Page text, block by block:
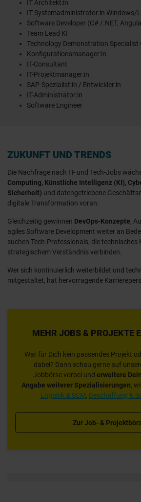
IT Architekt:in
IT Systemadministrator:in Windows/
Software Developer (C# /.NET,
Team Lead KI
Technology Demonstration Specialist
Konfigurationsmanager:in
IT-Consultant
IT-Projektmanager:in
SAP-Spezialist:in / Entwickler:in
IT-Administrator:in
Software Engineer
ZUKUNFT UND TRENDS
Die Nachfrage nach IT- und Tech-Jobs
Computing, Künstliche Intelligenz (KI),
Sicherheit) und datengetriebene
digitale Transformation voran.
Gleichzeitig gewinnen DevOps-Konzepte,
agiles Software Development weiter an
suchen Tech-Professionals, die technisches
strategischem Verständnis verbinden.
Wer sich kontinuierlich weiterbildet und
mitgestaltet, hat hervorragende
MEHR JOBS & PROJEKTE
War für Dich kein passendes Projekt
dabei? Dann schau gerne auf
Jobbörse vorbei und erweitere
Angabe weiterer Spezialisierungen,
Logistik & SCM, Beschaffung &
Zur Job- &